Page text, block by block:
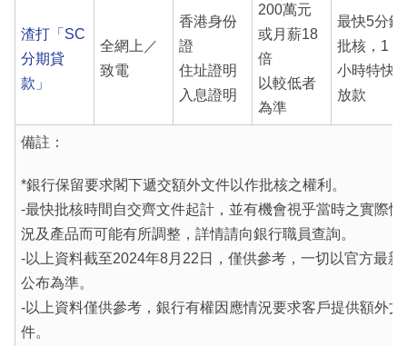
渣打「SC
分期貸
款」
全網上／
致電
香港身份
證
住址證明
入息證明
200萬元
或月薪18
倍
以較低者
為準
最快5分鐘
批核，1
小時特快
放款
備註：
*銀行保留要求閣下遞交額外文件以作批核之權利。
-最快批核時間自交齊文件起計，並有機會視乎當時之實際情
況及產品而可能有所調整，詳情請向銀行職員查詢。
-以上資料截至2024年8月22日，僅供參考，一切以官方最新
公布為準。
-以上資料僅供參考，銀行有權因應情況要求客戶提供額外文
件。